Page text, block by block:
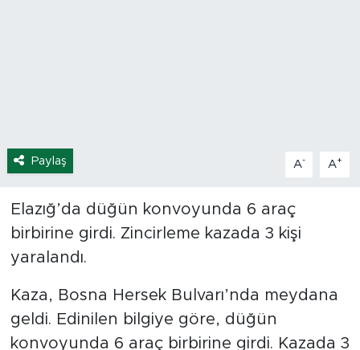
Paylaş A- A+
Elazığ’da düğün konvoyunda 6 araç
birbirine girdi. Zincirleme kazada 3 kişi
yaralandı.
Kaza, Bosna Hersek Bulvarı’nda meydana
geldi. Edinilen bilgiye göre, düğün
konvoyunda 6 araç birbirine girdi. Kazada 3
Bingöl Kaza Haberleri